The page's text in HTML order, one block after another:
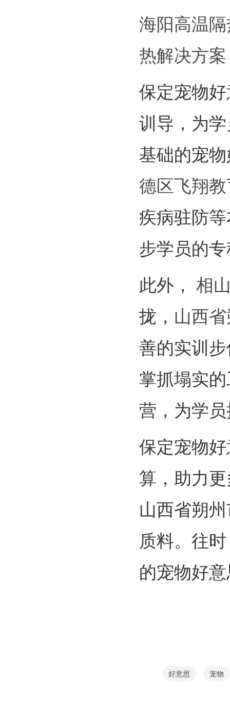
海阳高温
热解决方案
保定宠物
训导，为
基础的宠
德区飞翔
疾病驻防
步学员的
此外， 相
拢， 山西
善的实训
掌抓塌实
营，为学
保定宠物
算，助力
山西省朔
质料。往
的宠物好
好意思 宠物